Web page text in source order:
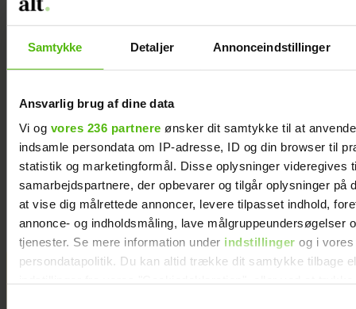
Samtykke Detaljer Annonceindstillinger
Ansvarlig brug af dine data
Vi og vores 236 partnere ønsker dit samtykke til at
indsamle persondata om IP-adresse, ID og din browser til
statistik og marketingformål. Disse oplysninger videregives
samarbejdspartnere, der opbevarer og tilgår oplysninger på
at vise dig målrettede annoncer, levere tilpasset indhold,
annonce- og indholdsmåling, lave målgruppeundersøgelser
tjenester. Se mere information under indstillinger og i vores
persondatapolitik. Du kan altid trække dit samtykke tilbage
Skønhedsredaktøren: Her er 5
skønne sager, der giver lidt
ekstra luksus til ferien –
uanset destination
KÆMPE GALLERI: De kendte